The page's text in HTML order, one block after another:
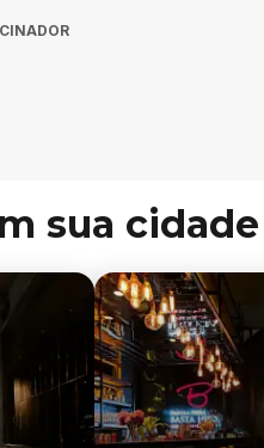
sua cidade